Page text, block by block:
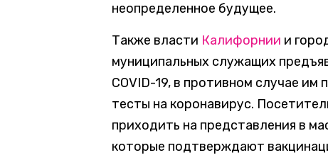
неопределенное будущее.
Также власти Калифорнии и
муниципальных служащих
COVID-19, в противном случае
тесты на коронавирус.
приходить на представления в
которые подтверждают